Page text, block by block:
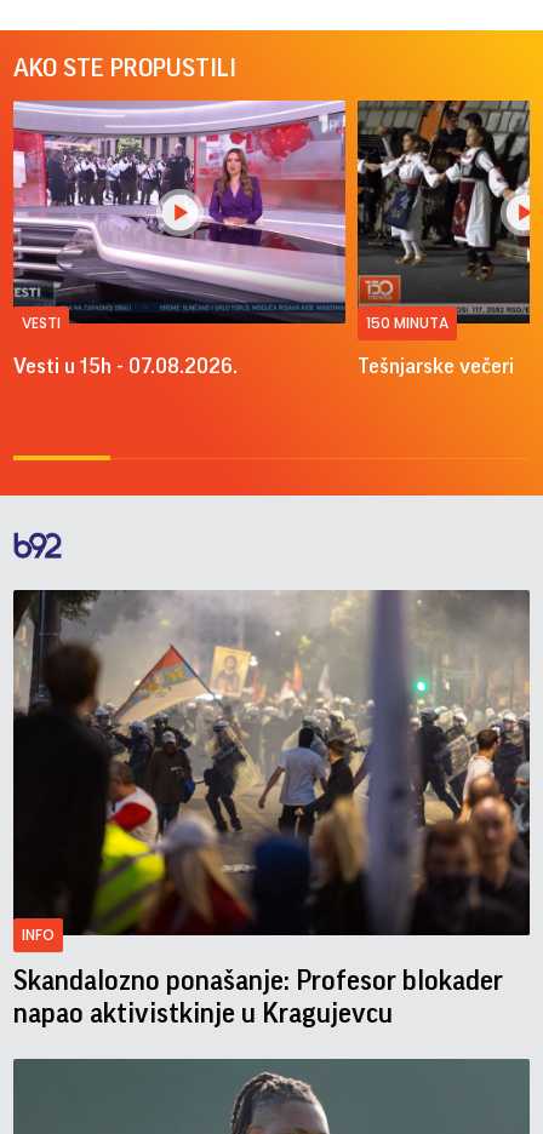
AKO STE PROPUSTILI
VESTI
Vesti u 15h - 07.08.2026.
150 MINUTA
Tešnjarske večeri
INFO
Skandalozno ponašanje: Profesor blokader
napao aktivistkinje u Kragujevcu